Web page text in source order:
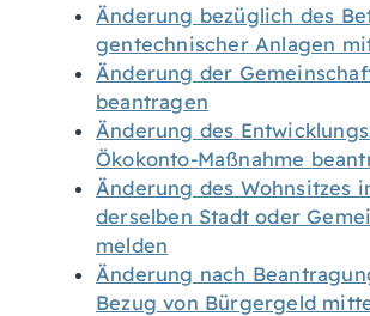
Änderung bezüglich des
gentechnischer Anlagen
Änderung der
beantragen
Änderung des
Ökokonto-Maßnahme
Änderung des Wohnsitzes
derselben Stadt oder
melden
Änderung nach
Bezug von Bürgergeld